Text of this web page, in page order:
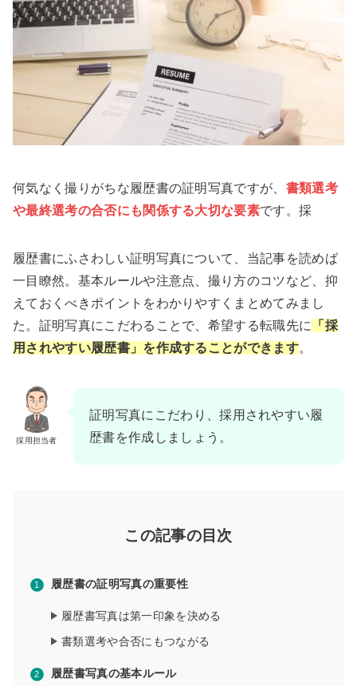
何気なく撮りがちな履歴書の証明写真ですが、 書類選考
や最終選考の合否にも関係する大切な要素です。採
履歴書にふさわしい証明写真について、当記事を読めば
一目瞭然。基本ルールや注意点、撮り方のコツなど、抑
えておくべきポイントをわかりやすくまとめてみまし
た。証明写真にこだわることで、希望する転職先に
「採
用されやすい履歴書」を作成することができます。
採用担当者
証明写真にこだわり、採用されやすい履
歴書を作成しましょう。
この記事の目次
履歴書の証明写真の重要性
履歴書写真は第一印象を決める
書類選考や合否にもつながる
履歴書写真の基本ルール